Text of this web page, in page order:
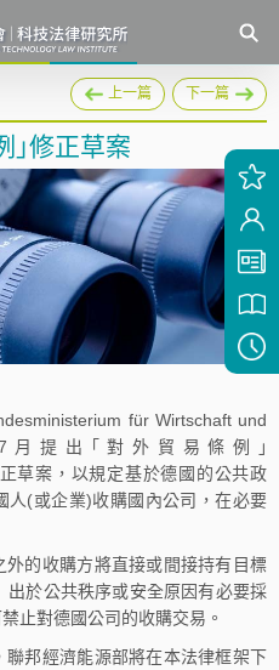
上一篇 下一篇
｣修正草案
für Wirtschaft und
7月提出｢對外貿易條例｣
草案，以規定基於德國的公共政
人(或企業)收購國內公司，在必要
的收購方將直接或間接持有目標
於公共秩序或安全原因有必要採
止對德國公司的收購交易。
邦經濟能源部將在本法律框架下